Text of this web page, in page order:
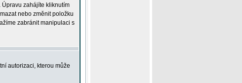
Úpravu zahájíte kliknutím
nebo změnit položku
zabránit manipulaci s
autorizaci, kterou může